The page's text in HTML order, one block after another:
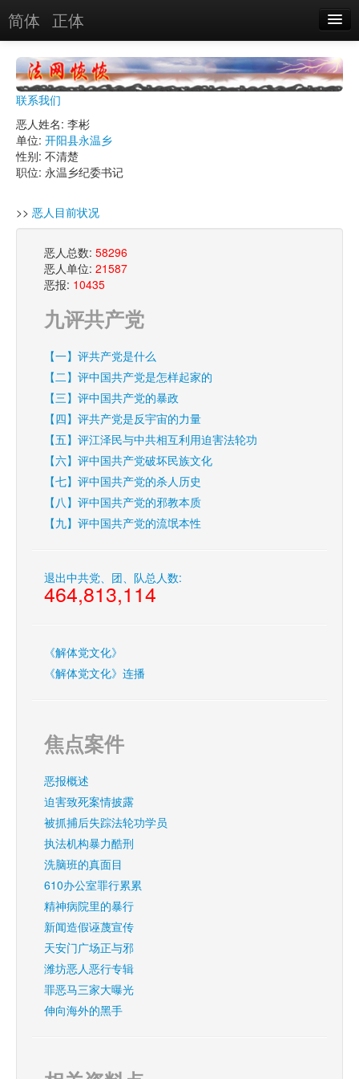
简体 正体
恶报实例
恶人图片
恶人单位
单位图片
搜索
联系我们
恶人姓名: 李彬
单位: 开阳县永温乡
性别: 不清楚
职位: 永温乡纪委书记
>> 恶人目前状况
恶人总数: 58296
恶人单位: 21587
恶报: 10435
九评共产党
【一】评共产党是什么
【二】评中国共产党是怎样起家的
【三】评中国共产党的暴政
【四】评共产党是反宇宙的力量
【五】评江泽民与中共相互利用迫害法轮功
【六】评中国共产党破坏民族文化
【七】评中国共产党的杀人历史
【八】评中国共产党的邪教本质
【九】评中国共产党的流氓本性
退出中共党、团、队总人数:
464,813,114
《解体党文化》
《解体党文化》连播
焦点案件
恶报概述
迫害致死案情披露
被抓捕后失踪法轮功学员
执法机构暴力酷刑
洗脑班的真面目
610办公室罪行累累
精神病院里的暴行
新闻造假诬蔑宣传
天安门广场正与邪
潍坊恶人恶行专辑
罪恶马三家大曝光
伸向海外的黑手